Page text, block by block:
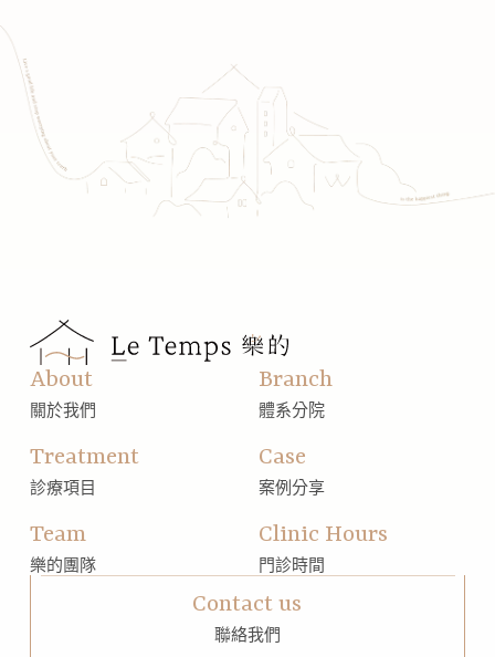
About
關於我們
Branch
體系分院
Treatment
診療項目
Case
案例分享
Team
樂的團隊
Clinic Hours
門診時間
Contact us
聯絡我們